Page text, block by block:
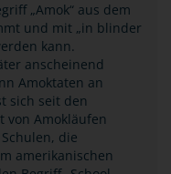
„Amok“ aus dem
und mit „in blinder
kann.
anscheinend
Amoktaten an
sich seit den
von Amokläufen
die
amerikanischen